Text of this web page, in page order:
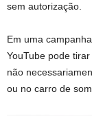
sem autorização.
Em uma
YouTube pode
não
ou no carro de